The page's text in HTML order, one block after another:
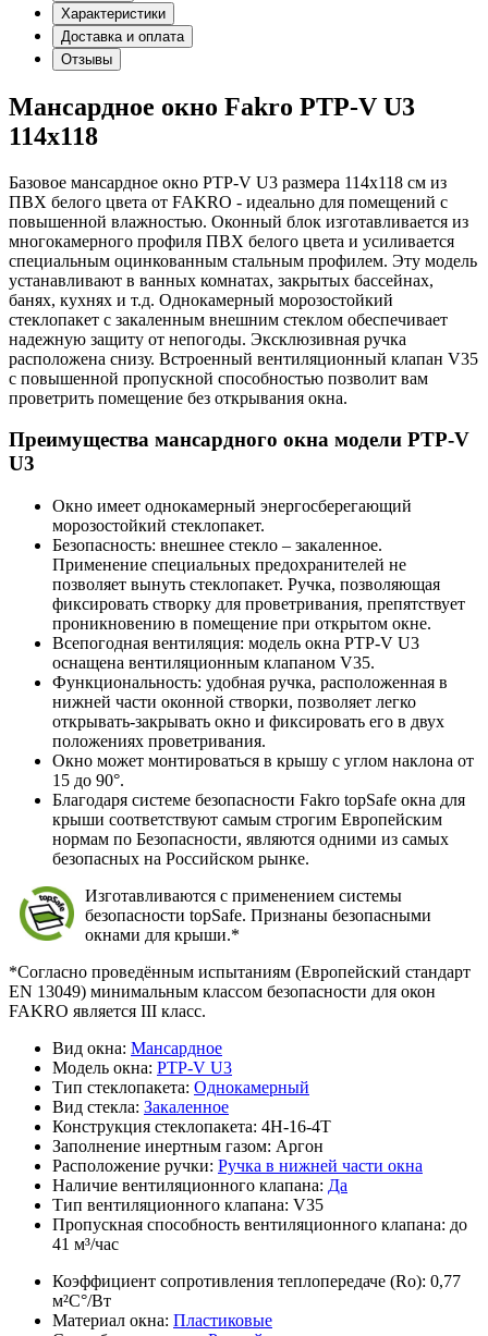
Характеристики
Доставка и оплата
Отзывы
Мансардное окно Fakro PTP-V U3
114х118
Базовое мансардное окно PTP-V U3 размера 114х118 см из
ПВХ белого цвета от FAKRO - идеально для помещений с
повышенной влажностью. Оконный блок изготавливается из
многокамерного профиля ПВХ белого цвета и усиливается
специальным оцинкованным стальным профилем. Эту модель
устанавливают в ванных комнатах, закрытых бассейнах,
банях, кухнях и т.д. Однокамерный морозостойкий
стеклопакет с закаленным внешним стеклом обеспечивает
надежную защиту от непогоды. Эксклюзивная ручка
расположена снизу. Встроенный вентиляционный клапан V35
с повышенной пропускной способностью позволит вам
проветрить помещение без открывания окна.
Преимущества мансардного окна модели PTP-V
U3
Окно имеет однокамерный энергосберегающий
морозостойкий стеклопакет.
Безопасность: внешнее стекло – закаленное.
Применение специальных предохранителей не
позволяет вынуть стеклопакет. Ручка, позволяющая
фиксировать створку для проветривания, препятствует
проникновению в помещение при открытом окне.
Всепогодная вентиляция: модель окна PTP-V U3
оснащена вентиляционным клапаном V35.
Функциональность: удобная ручка, расположенная в
нижней части оконной створки, позволяет легко
открывать-закрывать окно и фиксировать его в двух
положениях проветривания.
Окно может монтироваться в крышу с углом наклона от
15 до 90°.
Благодаря системе безопасности Fakro topSafe окна для
крыши соответствуют самым строгим Европейским
нормам по Безопасности, являются одними из самых
безопасных на Российском рынке.
Изготавливаются с применением системы
безопасности topSafe. Признаны безопасными
окнами для крыши.*
*Согласно проведённым испытаниям (Европейский стандарт
EN 13049) минимальным классом безопасности для окон
FAKRO является III класс.
Вид окна: Мансардное
Модель окна: PTP-V U3
Тип стеклопакета: Однокамерный
Вид стекла: Закаленное
Конструкция стеклопакета: 4H-16-4T
Заполнение инертным газом: Аргон
Расположение ручки: Ручка в нижней части окна
Наличие вентиляционного клапана: Да
Тип вентиляционного клапана: V35
Пропускная способность вентиляционного клапана: до
41 м³/час
Коэффициент сопротивления теплопередаче (Ro): 0,77
м²С°/Вт
Материал окна: Пластиковые